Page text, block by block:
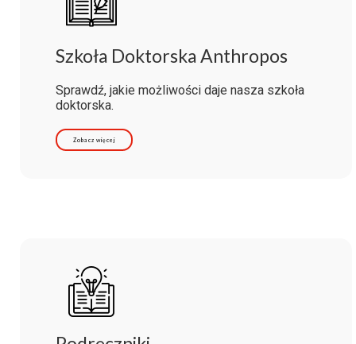
Szkoła Doktorska Anthropos
Sprawdź, jakie możliwości daje nasza szkoła
doktorska.
Zobacz więcej